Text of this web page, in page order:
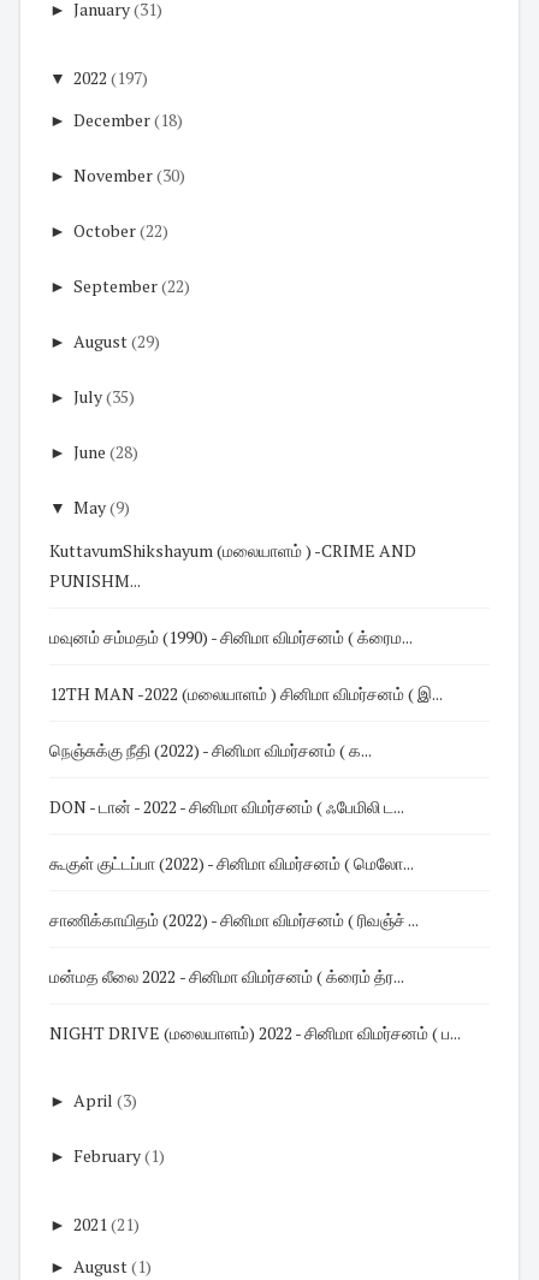
► January(31)
▼ 2022 (197)
► December(18)
► November(30)
► October(22)
► September(22)
► August(29)
► July(35)
► June (28)
▼ May(9)
KuttavumShikshayum (மலையாளம் ) -CRIME AND
PUNISHM...
மவுனம் சம்மதம் (1990) - சினிமா விமர்சனம் ( க்ரைம...
12TH MAN -2022 (மலையாளம் ) சினிமா விமர்சனம் ( இ...
நெஞ்சுக்கு நீதி (2022) - சினிமா விமர்சனம் ( க...
DON - டான் - 2022 - சினிமா விமர்சனம் ( ஃபேமிலி ட...
கூகுள் குட்டப்பா (2022) - சினிமா விமர்சனம் ( மெலோ...
சாணிக்காயிதம் (2022) - சினிமா விமர்சனம் ( ரிவஞ்ச் ...
மன்மத லீலை 2022 - சினிமா விமர்சனம் ( க்ரைம் த்ர...
NIGHT DRIVE (மலையாளம்) 2022 - சினிமா விமர்சனம் ( ப...
► April (3)
► February(1)
► 2021 (21)
► August(1)